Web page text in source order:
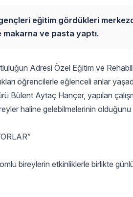
eğitim gördükleri
ve pasta yaptı.
Adresi Özel Eğitim ve
öğrencilerle eğlenceli anlar
Bülent Aytaç Hançer, yapılan
haline gelebilmelerinin olduğunu
bireylerin etkinliklerle birlikte